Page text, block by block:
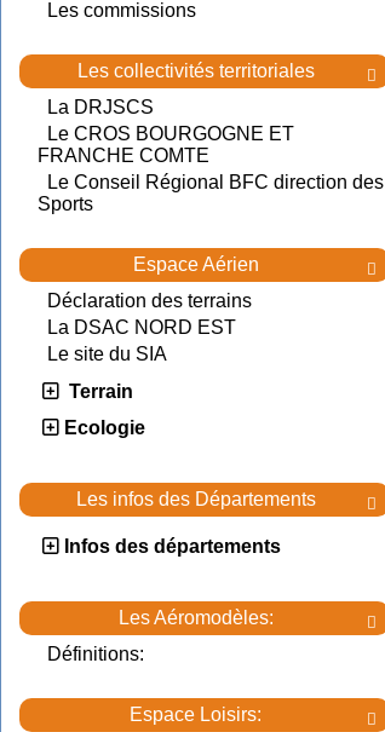
Les commissions

Les collectivités territoriales
La DRJSCS
Le CROS BOURGOGNE ET
FRANCHE COMTE
Le Conseil Régional BFC direction des
Sports

Espace Aérien
Déclaration des terrains
La DSAC NORD EST
Le site du SIA
Terrain
Ecologie

Les infos des Départements
Infos des départements

Les Aéromodèles:
Définitions:

Espace Loisirs: